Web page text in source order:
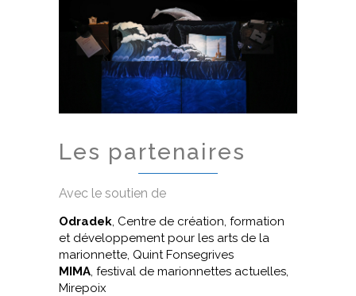
Les partenaires
Avec le soutien de
Odradek, Centre de création, formation
et développement pour les arts de la
marionnette, Quint Fonsegrives
MIMA, festival de marionnettes actuelles,
Mirepoix